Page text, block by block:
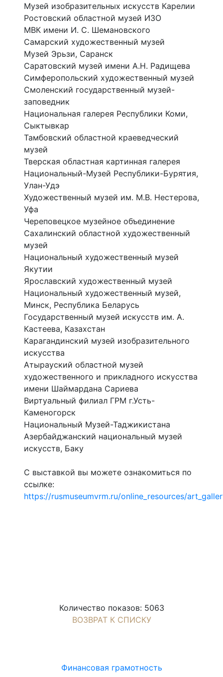
Музей изобразительных искусств Карелии
Ростовский областной музей ИЗО
МВК имени И. С. Шемановского
Самарский художественный музей
Музей Эрьзи, Саранск
Саратовский музей имени А.Н. Радищева
Симферопольский художественный музей
Смоленский государственный музей-
заповедник
Национальная галерея Республики Коми,
Сыктывкар
Тамбовский областной краеведческий
музей
Тверская областная картинная галерея
Национальный-Музей Республики-Бурятия,
Улан-Удэ
Художественный музей им. М.В. Нестерова,
Уфа
Череповецкое музейное объединение
Сахалинский областной художественный
музей
Национальный художественный музей
Якутии
Ярославский художественный музей
Национальный художественный музей,
Минск, Республика Беларусь
Государственный музей искусств им. А.
Кастеева, Казахстан
Карагандинский музей изобразительного
искусства
Атырауский областной музей
художественного и прикладного искусства
имени Шаймардана Сариева
Виртуальный филиал ГРМ г.Усть-
Каменогорск
Национальный Музей-Таджикистана
Азербайджанский национальный музей
искусств, Баку
С выставкой вы можете ознакомиться по
ссылке:
https://rusmuseumvrm.ru/online_resources/
Количество показов: 5063
ВОЗВРАТ К СПИСКУ
Финансовая грамотность